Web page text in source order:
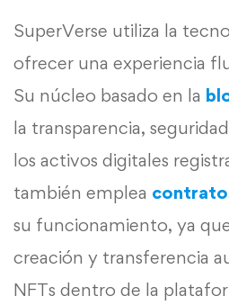
SuperVerse utiliza la
ofrecer una experiencia
Su núcleo basado en la
la transparencia,
los activos digitales
también emplea
su funcionamiento, ya
creación y transferencia
NFTs dentro de la